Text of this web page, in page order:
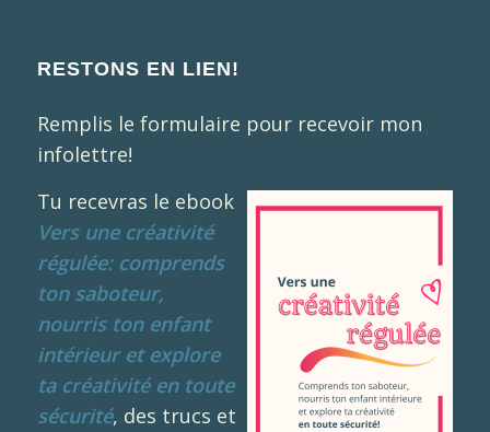
RESTONS EN LIEN!
Remplis le formulaire pour recevoir mon
infolettre!
Tu recevras le ebook
Vers une créativité
régulée: comprends
ton saboteur,
nourris ton enfant
intérieur et explore
ta créativité en toute
sécurité, des trucs et